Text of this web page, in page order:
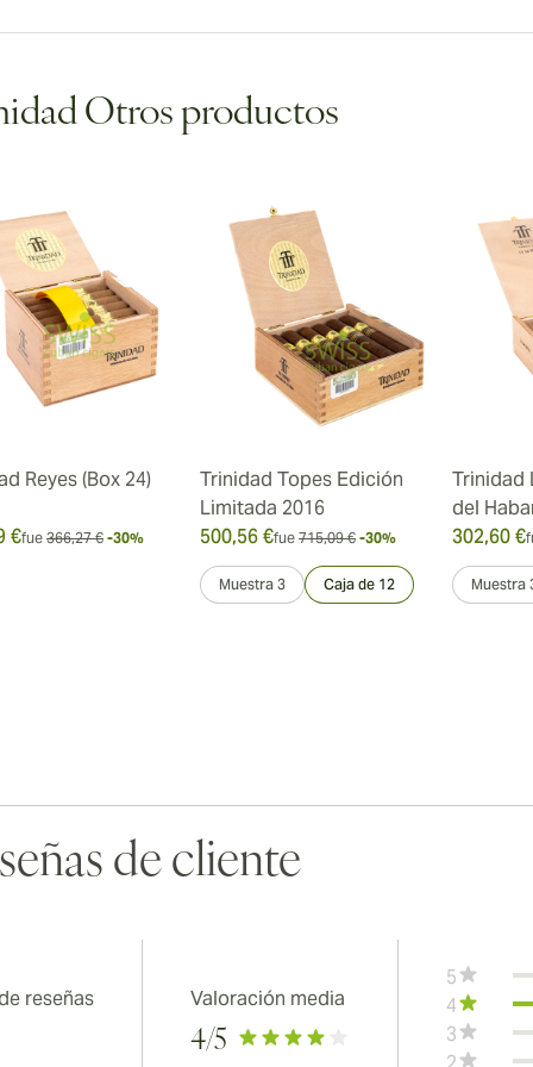
Otros productos
Reyes (Box 24)
€fue 366,27 € -30%
Trinidad Topes Edición
Limitada 2016
500,56 €fue 715,09 € -30%
Muestra 3 Caja de 12
Trinidad
del
302,60 €
Muestra
de cliente
reseñas Valoración media
4/5
5
4
3